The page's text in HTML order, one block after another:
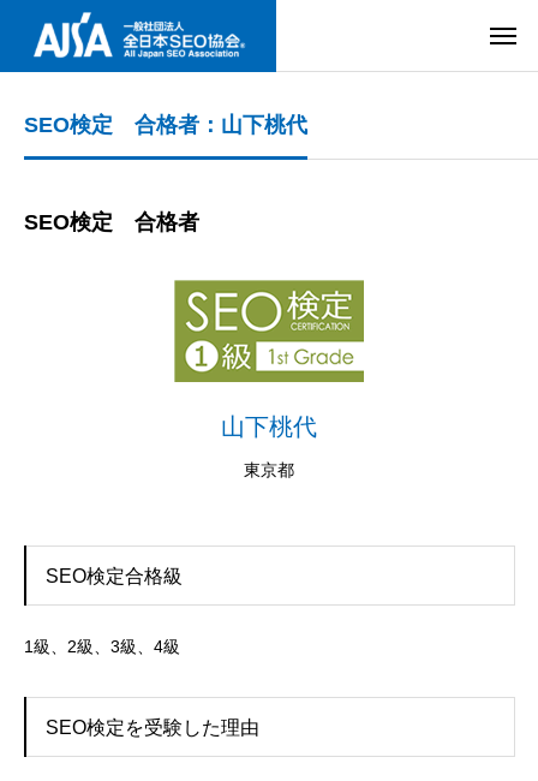
SEO検定 合格者：山下桃代
SEO検定 合格者
山下桃代
東京都
SEO検定合格級
1級、2級、3級、4級
SEO検定を受験した理由